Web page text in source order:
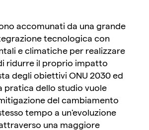
accomunati da una grande
tecnologica con
e climatiche per realizzare
ridurre il proprio impatto
degli obiettivi ONU 2030 ed
pratica dello studio vuole
del cambiamento
tempo a un'evoluzione
una maggiore